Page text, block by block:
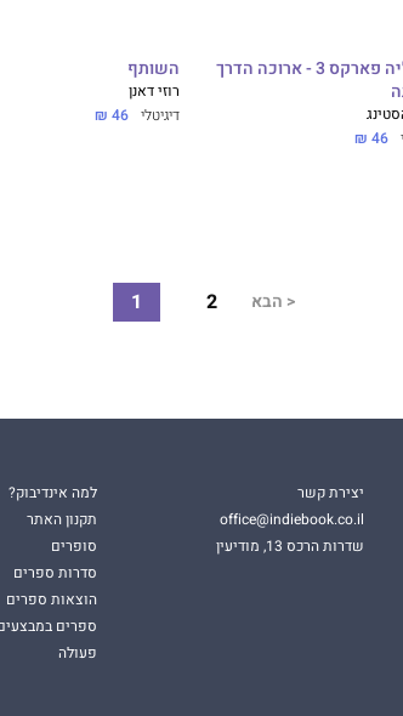
מגנוליה פארקס 3 - ארוכה הדרך
46 ₪
השותף
רוזי דאנן
דיגיטלי 46 ₪
< הבא 2
1
יצירת קשר
office@indiebook.co.il
שדרות הרכס 13, מודיעין
למה אינדיבוק?
תקנון האתר
סופרים
סדרות ספרים
הוצאות ספרים
ספרים
פעולה